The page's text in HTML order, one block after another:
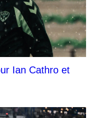
Ian Cathro et